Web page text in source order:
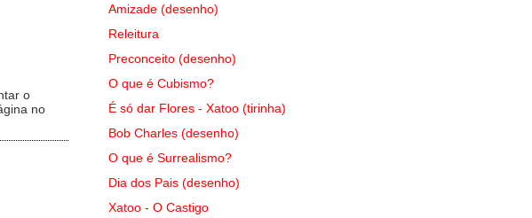
o
no
Amizade (desenho)
Releitura
Preconceito (desenho)
O que é Cubismo?
É só dar Flores - Xatoo (tirinha)
Bob Charles (desenho)
O que é Surrealismo?
Dia dos Pais (desenho)
Xatoo - O Castigo